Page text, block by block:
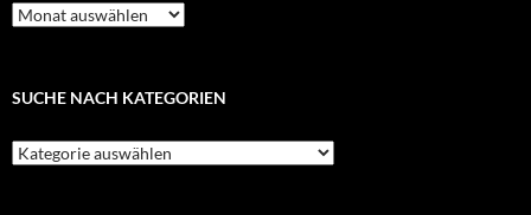
Zuvor
auf
SUCHE NACH KATEGORIEN
Suche
nach